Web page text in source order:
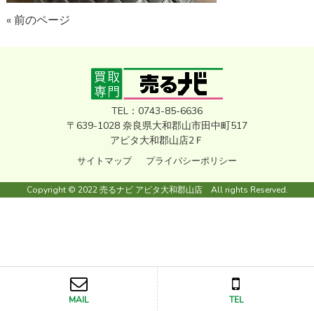
« 前のページ
TEL：0743-85-6636
〒639-1028 奈良県大和郡山市田中町517
アピタ大和郡山店2Ｆ
サイトマップ プライバシーポリシー
Copyright © 2022 売るナビ アピタ大和郡山店 All rights Reserved.
MAIL TEL